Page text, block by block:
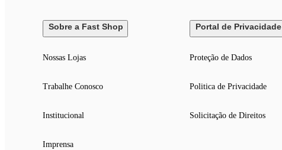
Sobre a Fast Shop
Nossas Lojas
Trabalhe Conosco
Institucional
Imprensa
Portal de Privacidade
Proteção de Dados
Politica de Privacidade
Solicitação de Direitos